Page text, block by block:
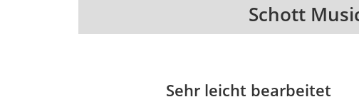
Schott
Sehr leicht bearbeitet